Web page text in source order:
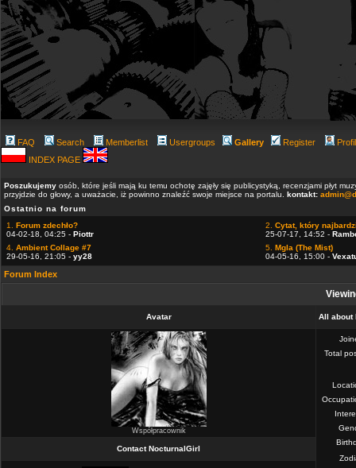
FAQ Search Memberlist Usergroups Gallery Register
INDEX PAGE
Poszukujemy osób, które jeśli mają ku temu ochotę zajęły się publicystyką, recenzjami płyt
przyjdzie do głowy, a uważacie, iż powinno znaleźć swoje miejsce na portalu. kontakt:
Ostatnio na forum
1. Forum zdechło?
04-02-18, 04:25 - Piottr
2. Cytat, który
25-07-17, 14:52 -
4. Ambient Collage #7
29-05-16, 21:05 - yy28
5. Mgla (The Mist)
04-05-16, 15:00 -
Forum Index
Avatar All about
Współpracownik
Total
Contact NocturnalGirl